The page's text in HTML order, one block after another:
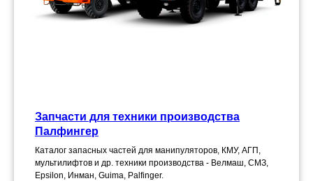
Запчасти для техники производства
Палфингер
Каталог запасных частей для манипуляторов, КМУ, АГП,
мультилифтов и др. техники производства - Велмаш, СМЗ,
Epsilon, Инман, Guima, Palfinger.